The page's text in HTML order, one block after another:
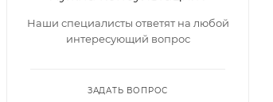
Наши специалисты ответят на любой
интересующий вопрос
ЗАДАТЬ ВОПРОС